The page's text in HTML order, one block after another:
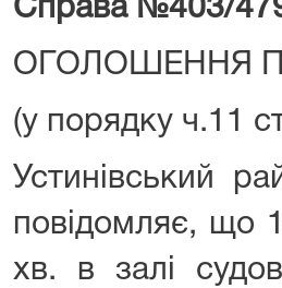
Справа №403/
ОГОЛОШЕННЯ
(у порядку ч.11
Устинівський
повідомляє, що
хв. в залі